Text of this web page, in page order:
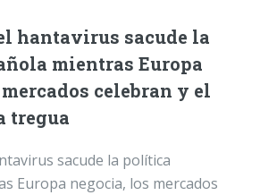
hantavirus sacude la
mientras Europa
celebran y el
tregua
sacude la política
Europa negocia, los mercados